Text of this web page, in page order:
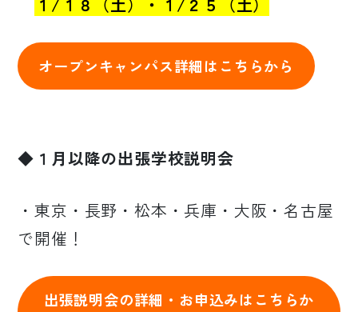
オープンキャンパス詳細はこちらから
◆１月以降の出張学校説明会
・東京・長野・松本・兵庫・大阪・名古屋
で開催！
出張説明会の詳細・お申込みはこちらか